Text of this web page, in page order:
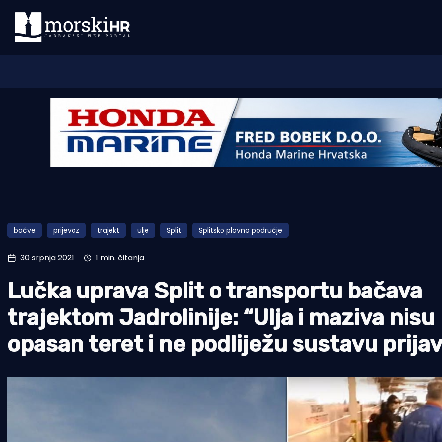
Morski plus
Pomorstvo
Ribolov
Tradicija i kultura
bačve prijevoz trajekt ulje Split Splitsko plovno područje
30 srpnja 2021 1 min. čitanja
Lučka uprava Split o transportu bačava
trajektom Jadrolinije: “Ulja i maziva nisu
opasan teret i ne podliježu sustavu